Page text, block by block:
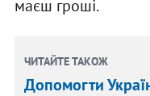
маєш гроші.
ЧИТАЙТЕ ТАКОЖ
Допомогти